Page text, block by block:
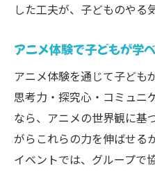
した工夫が、子どものやる
アニメ体験で子どもが学
アニメ体験を通じて子ども
思考力・探究心・コミュニ
なら、アニメの世界観に基
がらこれらの力を伸ばせる
イベントでは、グループで